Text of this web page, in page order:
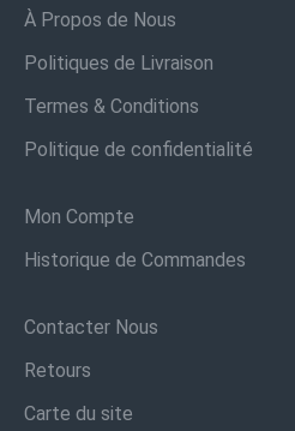
À Propos de Nous
Politiques de Livraison
Termes & Conditions
Politique de confidentialité
Mon Compte
Historique de Commandes
Contacter Nous
Retours
Carte du site